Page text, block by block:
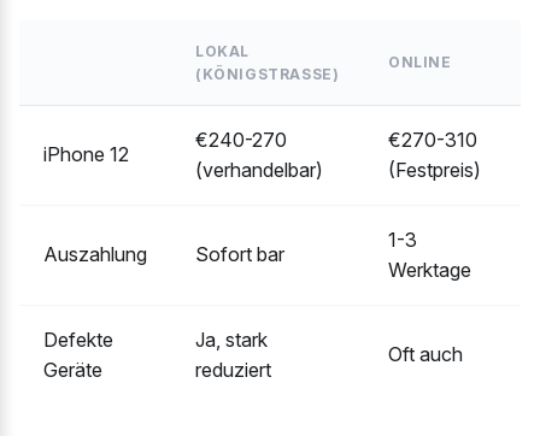
LOKAL
(KÖNIGSTRASSE)
ONLINE
iPhone 12
€240-270
(verhandelbar)
€270-310
(Festpreis)
Auszahlung Sofort bar
1-3
Werktage
Defekte
Geräte
Ja, stark
reduziert
Oft auch